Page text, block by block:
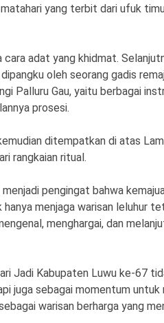
yang terbit dari ufuk
adat yang khidmat.
oleh seorang gadis
Palluru Gau, yaitu berbagai
prosesi.
ditempatkan di atas
rangkaian ritual.
pengingat bahwa
menjaga warisan leluhur
menghargai, dan
Jadi Kabupaten Luwu ke-67
juga sebagai momentum
warisan berharga yang